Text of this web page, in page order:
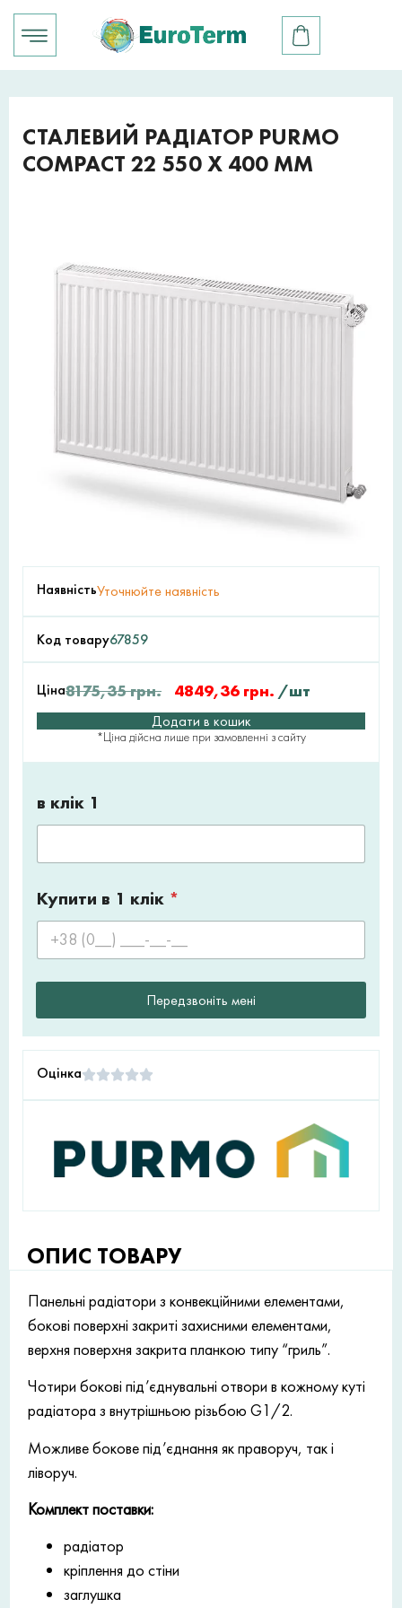
СТАЛЕВИЙ РАДІАТОР PURMO
COMPACT 22 550 X 400 ММ
НаявністьУточнюйте наявність
Код товару67859
Ціна8175,35грн. 4849,36 грн. /шт
Додати в кошик
*Ціна дійсна лише при замовленні з сайту
в клік 1
Купити в 1 клік *
Передзвоніть мені
Оцінка
ОПИС ТОВАРУ
Панельні радіатори з конвекційними елементами,
бокові поверхні закриті захисними елементами,
верхня поверхня закрита планкою типу “гриль”.
Чотири бокові під’єднувальні отвори в кожному куті
радіатора з внутрішньою різьбою G1/2.
Можливе бокове під’єднання як праворуч, так і
ліворуч.
Комплект поставки:
радіатор
кріплення до стіни
заглушка